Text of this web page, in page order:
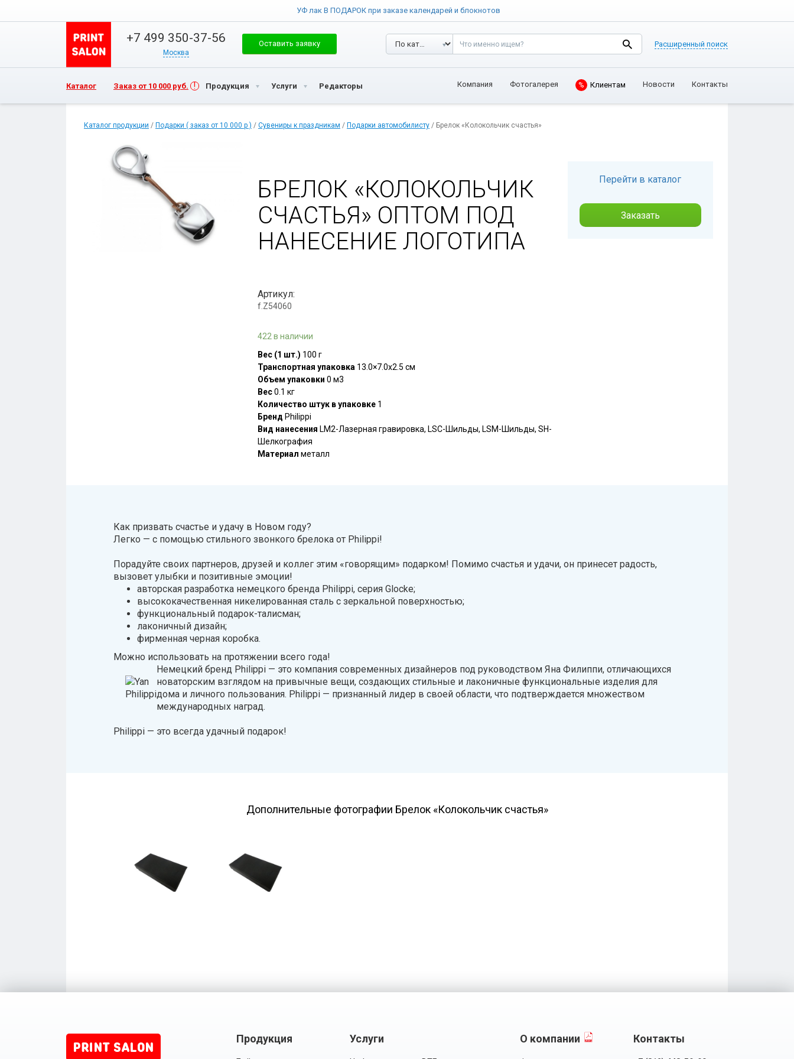
УФ лак В ПОДАРОК при заказе календарей и блокнотов
+7 499 350-37-56
Москва
Оставить заявку Расширенный поиск
Каталог Заказ от 10 000 руб. Продукция Услуги Редакторы Компания Фотогалерея % Клиентам Новости Контакты
Каталог продукции / Подарки ( заказ от 10 000 р ) / Сувениры к праздникам / Подарки автомобилисту / Брелок «Колокольчик счастья»
БРЕЛОК «КОЛОКОЛЬЧИК
СЧАСТЬЯ» ОПТОМ ПОД
НАНЕСЕНИЕ ЛОГОТИПА
Артикул:
f.Z54060
422 в наличии
Вес (1 шт.) 100 г
Транспортная упаковка 13.0×7.0x2.5 см
Объем упаковки 0 м3
Вес0.1 кг
Количество штук в упаковке 1
Бренд Philippi
Вид нанесения LM2-Лазерная гравировка, LSC-Шильды, LSM-Шильды, SH-
Шелкография
Материал металл
Перейти в каталог
Заказать
Как призвать счастье и удачу в Новом году?
Легко — с помощью стильного звонкого брелока от Philippi!
Порадуйте своих партнеров, друзей и коллег этим «говорящим» подарком! Помимо счастья и удачи, он принесет радость,
вызовет улыбки и позитивные эмоции!
авторская разработка немецкого бренда Philippi, серия Glocke;
высококачественная никелированная сталь с зеркальной поверхностью;
функциональный подарок-талисман;
лаконичный дизайн;
фирменная черная коробка.
Можно использовать на протяжении всего года!
Немецкий бренд Philippi — это компания современных дизайнеров под руководством Яна Филиппи, отличающихся
новаторским взглядом на привычные вещи, создающих стильные и лаконичные функциональные изделия для
дома и личного пользования. Philippi — признанный лидер в своей области, что подтверждается множеством
международных наград.
Philippi — это всегда удачный подарок!
Дополнительные фотографии Брелок «Колокольчик счастья»
Продукция Услуги О компании Контакты